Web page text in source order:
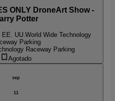
ONLY DroneArt Show -
Potter
EE. UU.World Wide Technology
Parking
Raceway Parking
Agotado
sep
11